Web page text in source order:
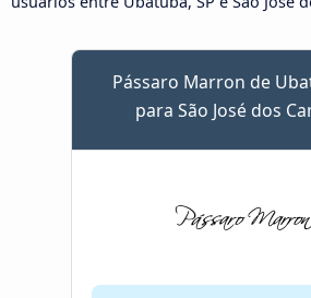
Pássaro Marron de
para São José dos